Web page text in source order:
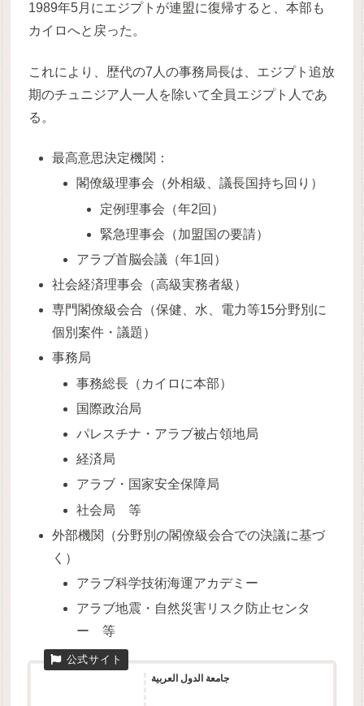
1989年5月にエジプトが連盟に復帰すると、本部も
カイロへと戻った。
これにより、歴代の7人の事務局長は、エジプト追放
期のチュニジア人一人を除いて全員エジプト人であ
る。
最高意思決定機関：
閣僚級理事会（外相級、議長国持ち回り）
定例理事会（年2回）
緊急理事会（加盟国の要請）
アラブ首脳会議（年1回）
社会経済理事会（高級実務者級）
専門閣僚級会合（保健、水、電力等15分野別に
個別案件・議題）
事務局
事務総長（カイロに本部）
国際政治局
パレスチナ・アラブ被占領地局
経済局
アラブ・国家安全保障局
社会局 等
外部機関（分野別の閣僚級会合での決議に基づ
く）
アラブ科学技術海運アカデミー
アラブ地震・自然災害リスク防止センタ
ー 等
جامعة الدول العربية